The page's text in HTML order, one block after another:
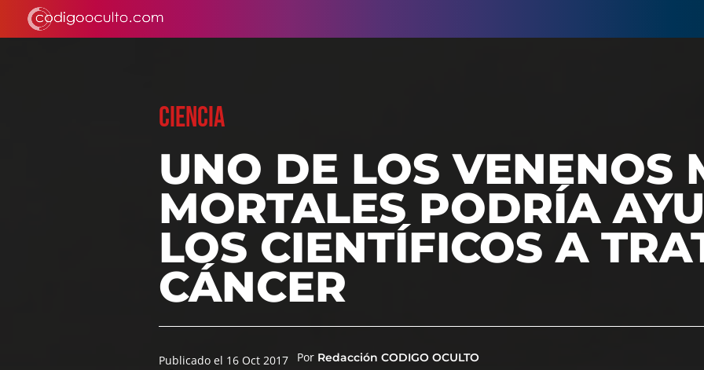
CIENCIA
UNO DE LOS VENENOS
MORTALES PODRÍA
LOS CIENTÍFICOS A
CÁNCER
Publicado el 16 Oct 2017 Por Redacción CODIGO OCULTO